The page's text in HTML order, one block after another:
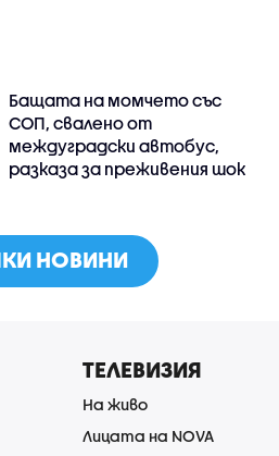
Бащата на момчето със
СОП, свалено от
междуградски автобус,
разказа за преживения шок
НОВИНИ
ТЕЛЕВИЗИЯ
На живо
Лицата на NOVA